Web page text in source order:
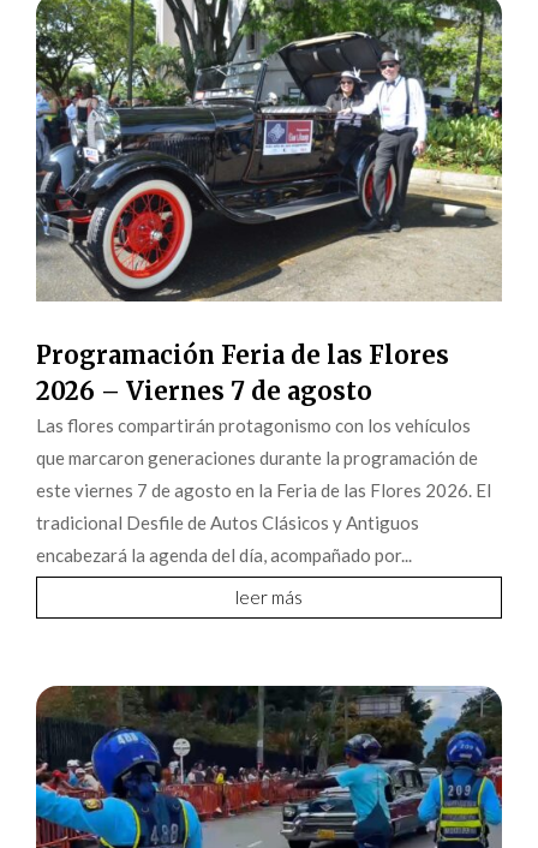
Programación Feria de las Flores
2026 – Viernes 7 de agosto
Las flores compartirán protagonismo con los vehículos
que marcaron generaciones durante la programación de
este viernes 7 de agosto en la Feria de las Flores 2026. El
tradicional Desfile de Autos Clásicos y Antiguos
encabezará la agenda del día, acompañado por...
leer más